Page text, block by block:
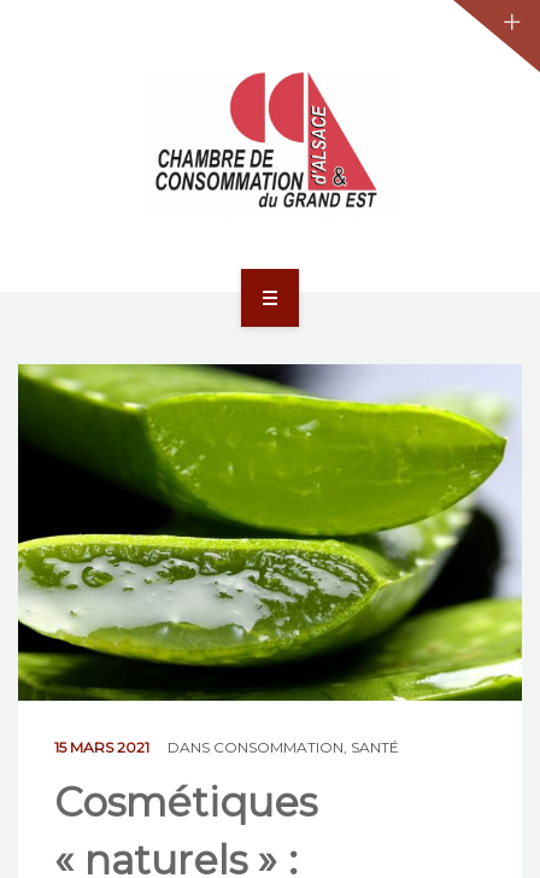
ACTUALITÉS
NOS ACTIONS
CONTACT
15 MARS 2021 DANS CONSOMMATION SANTÉ
Cosmétiques
« naturels » :